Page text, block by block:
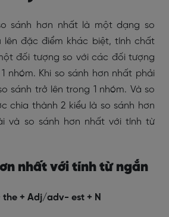
sánh hơn nhất là một dạng so
lên đặc điểm khác biệt, tính chất
đối tượng so với các đối tượng
nhóm. Khi so sánh hơn nhất phải
sánh trở lên trong 1 nhóm. Và so
chia thành 2 kiểu là so sánh hơn
và so sánh hơn nhất với tính từ
nhất với tính từ ngắn
the + Adj/adv- est + N